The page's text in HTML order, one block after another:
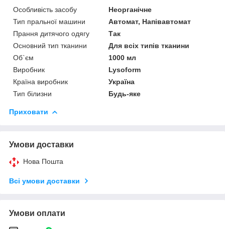
Особливість засобу
Неорганічне
Тип пральної машини
Автомат, Напівавтомат
Прання дитячого одягу
Так
Основний тип тканини
Для всіх типів тканини
Об`єм
1000 мл
Виробник
Lysoform
Країна виробник
Україна
Тип білизни
Будь-яке
Приховати
Умови доставки
Нова Пошта
Всі умови доставки
Умови оплати